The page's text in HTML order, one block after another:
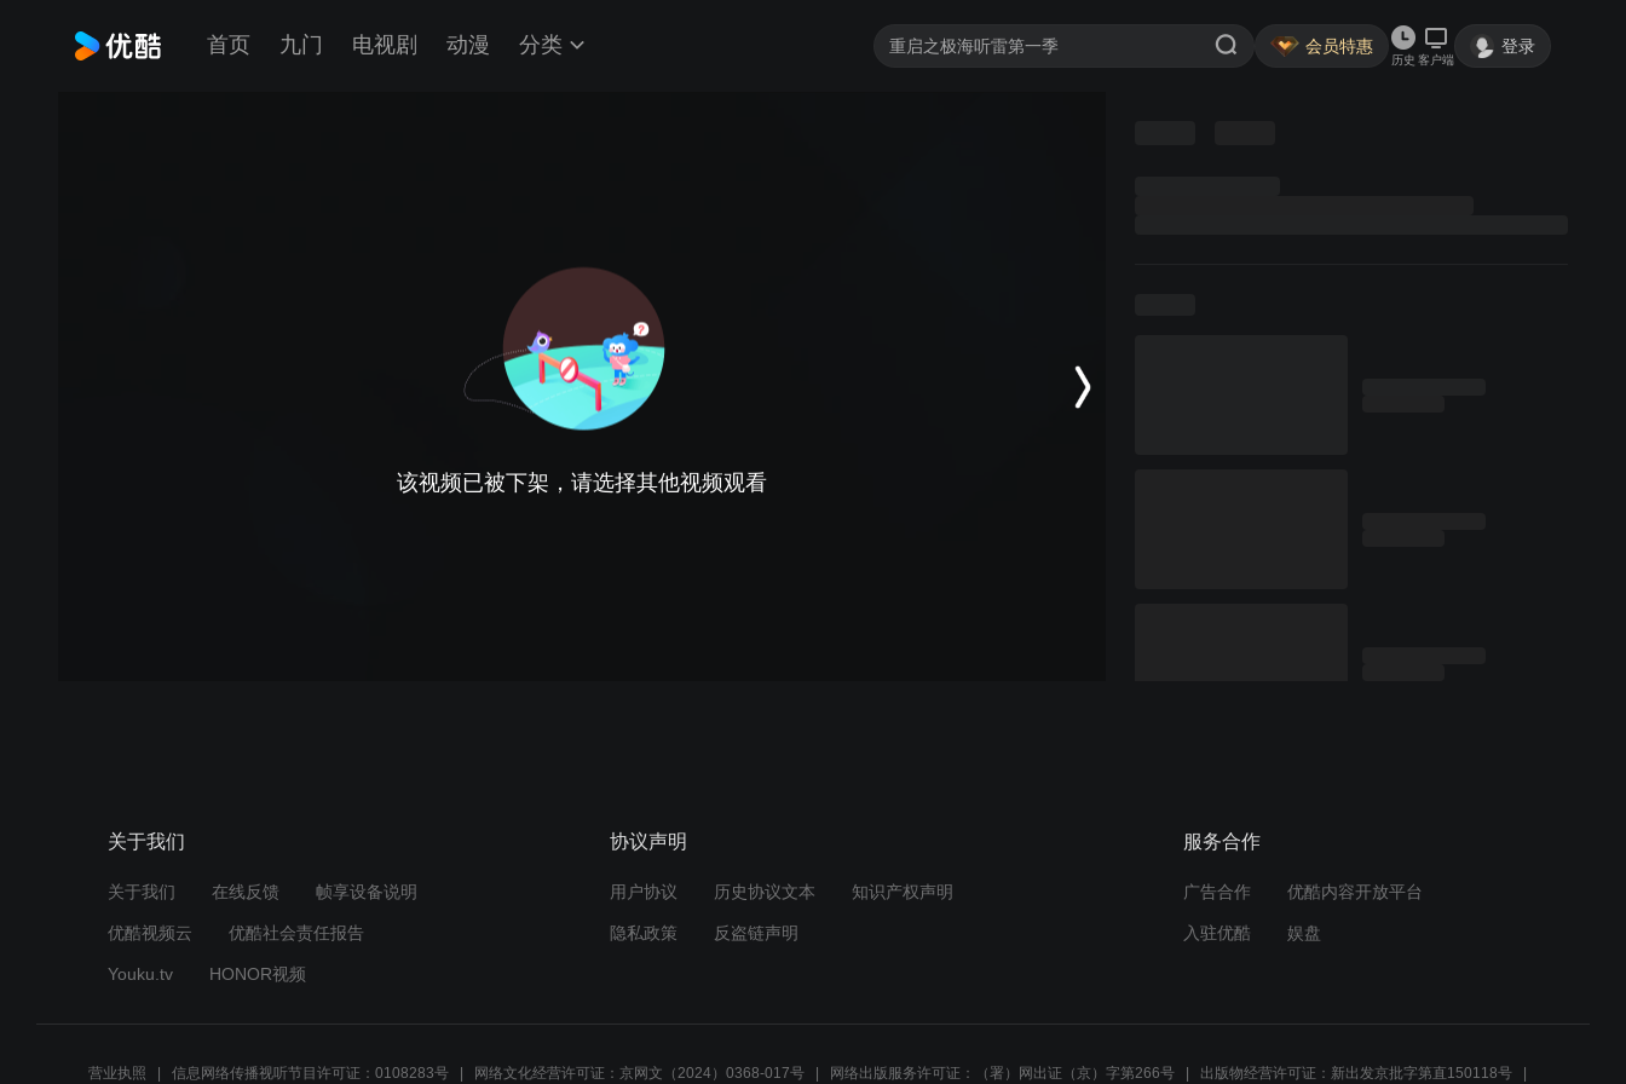
首页 九门 电视剧 动漫 分类 会员特惠
历史 客户端
登录
该视频已被下架，请选择其他视频观看
关于我们
关于我们 在线反馈 帧享设备说明
优酷视频云 优酷社会责任报告
Youku.tv HONOR视频
协议声明
用户协议 历史协议文本 知识产权声明
隐私政策 反盗链声明
服务合作
广告合作 优酷内容开放平台
入驻优酷 娱盘
营业执照 信息网络传播视听节目许可证：0108283号 网络文化经营许可证：京网文（2024）0368-017号 网络出版服务许可证：（署）网出证（京）字第266号 出版物经营许可证：新出发京批字第直150118号